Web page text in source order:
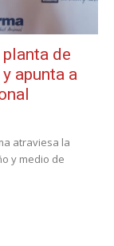
de
apunta a
atraviesa la
y medio de